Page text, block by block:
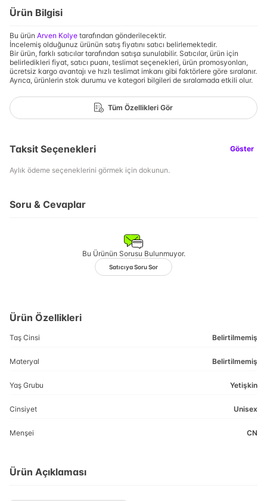
Ürün Bilgisi
Bu ürün Arven Kolye tarafından gönderilecektir.
İncelemiş olduğunuz ürünün satış fiyatını satıcı belirlemektedir.
Bir ürün, farklı satıcılar tarafından satışa sunulabilir. Satıcılar, ürün için
belirledikleri fiyat, satıcı puanı, teslimat seçenekleri, ürün promosyonları,
ücretsiz kargo avantajı ve hızlı teslimat imkanı gibi faktörlere göre sıralanır.
Ayrıca, ürünlerin stok durumu ve kategori bilgileri de sıralamada etkili olur.
Tüm Özellikleri Gör
Taksit Seçenekleri Göster
Aylık ödeme seçeneklerini görmek için dokunun.
Soru & Cevaplar
Bu Ürünün Sorusu Bulunmuyor.
Satıcıya Soru Sor
Ürün Özellikleri
Taş Cinsi Belirtilmemiş
Materyal Belirtilmemiş
Yaş Grubu Yetişkin
Cinsiyet Unisex
Menşei CN
Ürün Açıklaması